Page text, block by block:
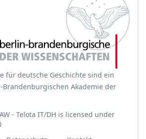
für deutsche Geschichte sind ein
Brandenburgischen Akademie der
- Telota IT/DH is licensed under